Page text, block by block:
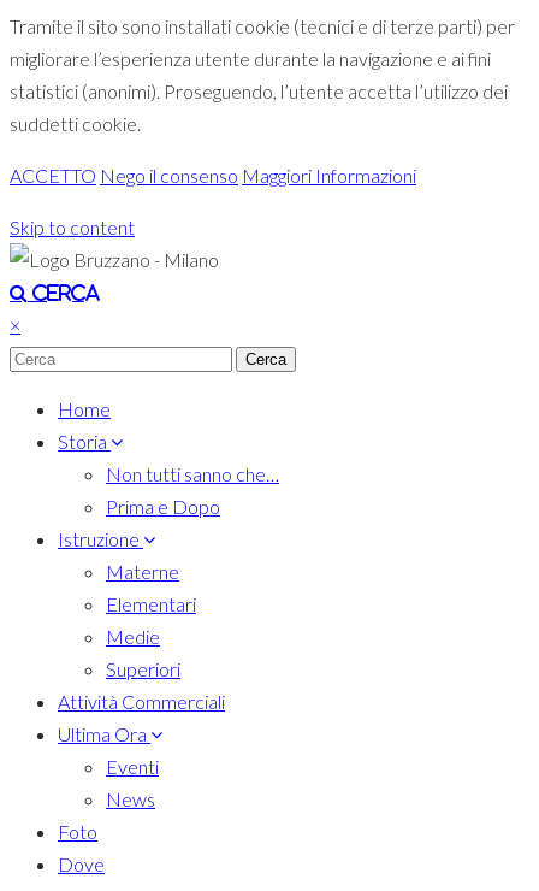
Tramite il sito sono installati cookie (tecnici e di terze parti) per
migliorare l’esperienza utente durante la navigazione e ai fini
statistici (anonimi). Proseguendo, l’utente accetta l’utilizzo dei
suddetti cookie.
ACCETTO Nego il consenso Maggiori Informazioni
Skip to content
Toggle navigation
Cerca
×
Home
Storia
Non tutti sanno che…
Prima e Dopo
Istruzione
Materne
Elementari
Medie
Superiori
Attività Commerciali
Ultima Ora
Eventi
News
Foto
Dove